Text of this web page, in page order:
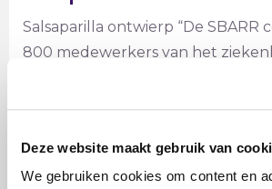
Deze website maakt gebruik van
We gebruiken cookies om content en
Salsaparilla ontwierp “De SBARR
800 medewerkers van het
verplegend personeel als artsen/
voor 50 personen. Je kon met je
game komen spelen, je kon ook